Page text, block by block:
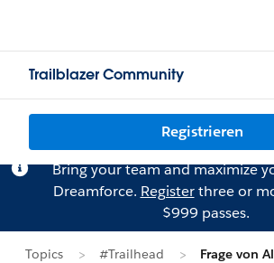
Trailblazer Community
Registrieren
Bring your team and maximize
Dreamforce. Registerthree or
$999 passes.
Topics #Trailhead Frage von